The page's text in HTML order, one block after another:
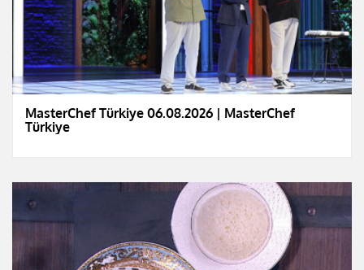
MasterChef Türkiye 06.08.2026 | MasterChef
Türkiye